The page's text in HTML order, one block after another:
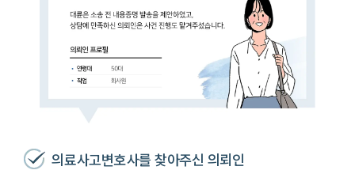
의료사고변호사를 찾아주신 의뢰인